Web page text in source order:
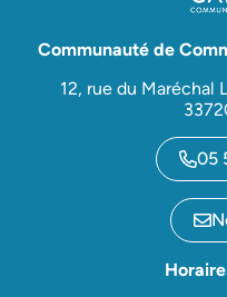
Communauté de
12, rue du
05